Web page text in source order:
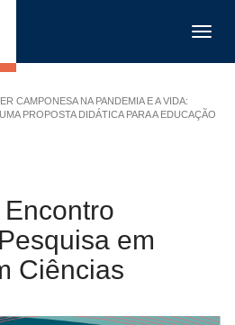
CAMPONESA NA PANDEMIA E A VIDA:
PROPOSTA DIDÁTICA PARA A EDUCAÇÃO
em
Ciências